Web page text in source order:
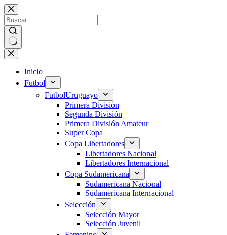
Saltar
al
contenido
Sin
resultados
Inicio
Futbol
FutbolUruguayo
Primera División
Segunda División
Primera División Amateur
Super Copa
Copa Libertadores
Libertadores Nacional
Libertadores Internacional
Copa Sudamericana
Sudamericana Nacional
Sudamericana Internacional
Selección
Selección Mayor
Selección Juvenil